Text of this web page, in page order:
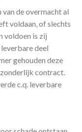
de overmacht al
voldaan, of slechts
voldoen is zij
deel
gehouden deze
contract.
c.q. leverbare